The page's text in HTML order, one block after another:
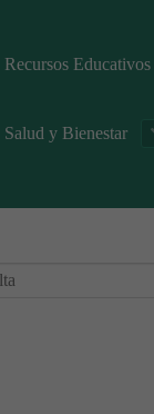
Recursos Educativos
Salud y Bienestar